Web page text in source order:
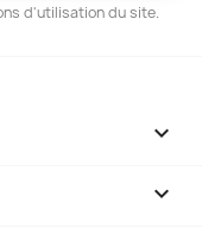
d'utilisation du site.

